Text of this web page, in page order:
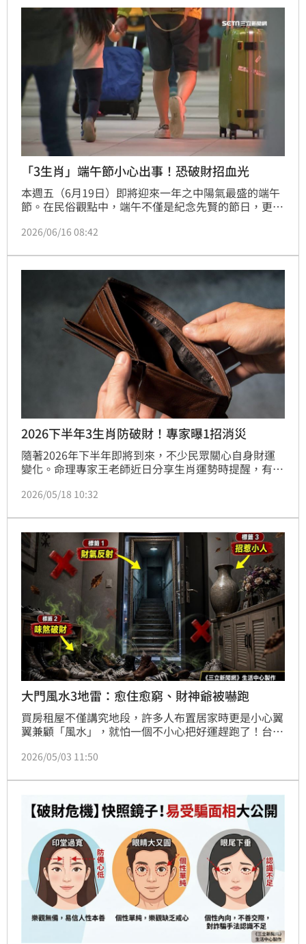
「3生肖」端午節小心出事！恐破財招血光
本週五（6月19日）即將迎來一年之中陽氣最盛的端午
節。在民俗觀點中，端午不僅是紀念先賢的節日，更是
立老師在臉書提醒，端午節有3個生肖需注意，恐破財
2026/06/16 08:42
2026下半年3生肖防破財！專家曝1招消災
隨著2026年下半年即將到來，不少民眾關心自身財運
變化。命理專家王老師近日分享生肖運勢時提醒，有部
況，不僅情緒較易急躁，也可能因判斷失準而做出錯誤
2026/05/18 10:32
大門風水3地雷：愈住愈窮、財神爺被嚇跑
買房租屋不僅講究地段，許多人布置居家時更是小心翼
翼兼顧「風水」，就怕一個不小心把好運趕跑了！台中
別提醒，在風水學中，住宅的大門被視為最重要的「氣
設出了差錯，等同於直接把財神爺與好運擋在門外。就
算格局再好，也容易屢屢破財、人際關係四處碰壁！
2026/05/03 11:50